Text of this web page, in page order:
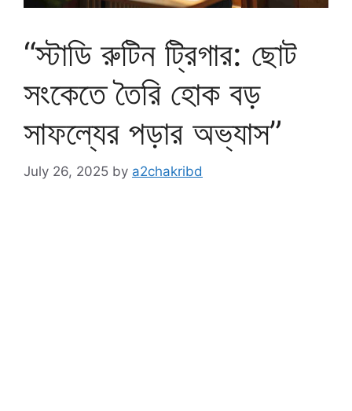
“স্টাডি রুটিন ট্রিগার: ছোট
সংকেতে তৈরি হোক বড়
সাফল্যের পড়ার অভ্যাস”
July 26, 2025 by a2chakribd